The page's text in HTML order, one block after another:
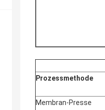
Prozessmethode
Membran-Presse